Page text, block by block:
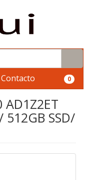
Contacto 0
512GB SSD/